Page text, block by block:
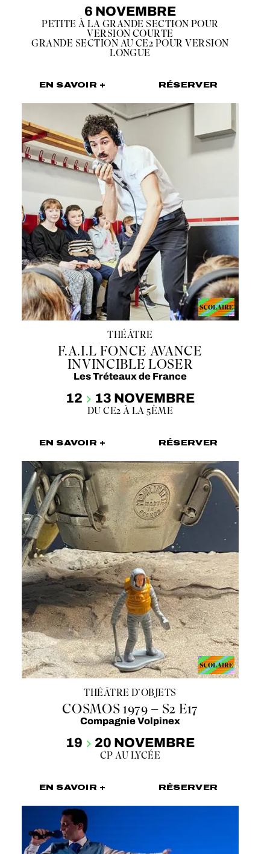
6 NOVEMBRE
PETITE À LA GRANDE SECTION POUR
VERSION COURTE
GRANDE SECTION AU CE2 POUR VERSION
LONGUE
EN SAVOIR + RÉSERVER
THÉÂTRE
F.A.I.L FONCE AVANCE
INVINCIBLE LOSER
Les Tréteaux de France
12 13 NOVEMBRE
DU CE2 À LA 5ÈME
EN SAVOIR + RÉSERVER
THÉÂTRE D’OBJETS
COSMOS 1979 – S2 E17
Compagnie Volpinex
19 20 NOVEMBRE
CP AU LYCÉE
EN SAVOIR + RÉSERVER